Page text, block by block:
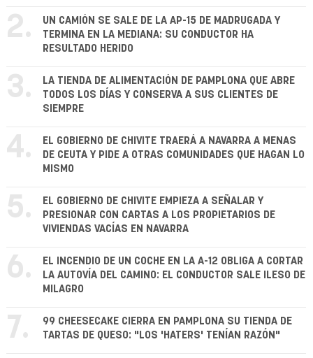
2.
UN CAMIÓN SE SALE DE LA AP-15 DE MADRUGADA Y
TERMINA EN LA MEDIANA: SU CONDUCTOR HA
RESULTADO HERIDO
3.
LA TIENDA DE ALIMENTACIÓN DE PAMPLONA QUE ABRE
TODOS LOS DÍAS Y CONSERVA A SUS CLIENTES DE
SIEMPRE
4.
EL GOBIERNO DE CHIVITE TRAERÁ A NAVARRA A MENAS
DE CEUTA Y PIDE A OTRAS COMUNIDADES QUE HAGAN LO
MISMO
5.
EL GOBIERNO DE CHIVITE EMPIEZA A SEÑALAR Y
PRESIONAR CON CARTAS A LOS PROPIETARIOS DE
VIVIENDAS VACÍAS EN NAVARRA
6.
EL INCENDIO DE UN COCHE EN LA A-12 OBLIGA A CORTAR
LA AUTOVÍA DEL CAMINO: EL CONDUCTOR SALE ILESO DE
MILAGRO
7.
99 CHEESECAKE CIERRA EN PAMPLONA SU TIENDA DE
TARTAS DE QUESO: "LOS 'HATERS' TENÍAN RAZÓN"